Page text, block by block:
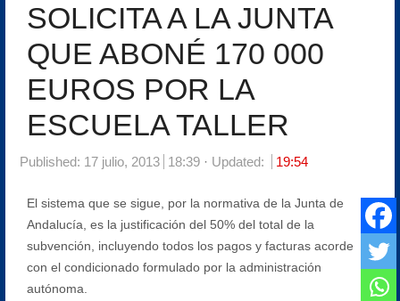
SOLICITA A LA JUNTA
QUE ABONÉ 170 000
EUROS POR LA
ESCUELA TALLER
Published: 17 julio, 2013 18:39 Updated: 19:54
El sistema que se sigue, por la normativa de la Junta de
Andalucía, es la justificación del 50% del total de la
subvención, incluyendo todos los pagos y facturas acorde
con el condicionado formulado por la administración
autónoma.